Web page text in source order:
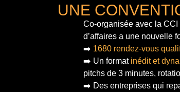
UNE
Co-organisée avec la
d’affaires a une nouvelle
➡️ 1680 rendez-vous
➡️ Un format inédit et
pitchs de 3 minutes,
➡️ Des entreprises qui